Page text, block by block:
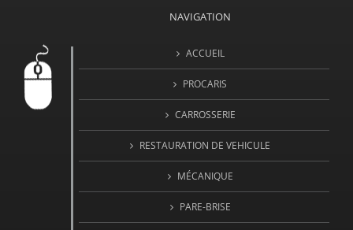
NAVIGATION
ACCUEIL
PROCARIS
CARROSSERIE
RESTAURATION DE VEHICULE
MÉCANIQUE
PARE-BRISE